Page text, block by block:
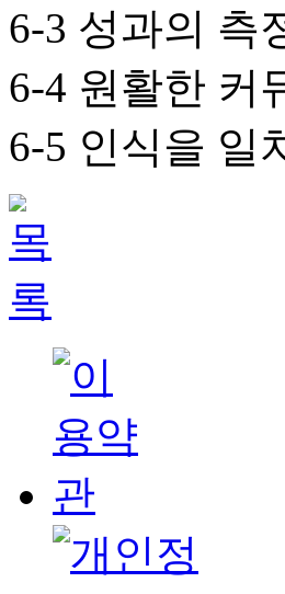
6-3 성과의 측
6-4 원활한 커
6-5 인식을 일